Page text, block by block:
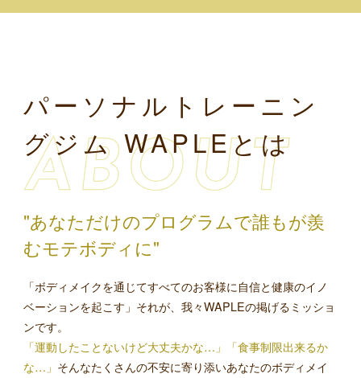
パーソナルトレーニン
グジム WAPLEとは
"あなただけのプログラムで誰もが羨
むモテボディに"
「ボディメイクを通じてすべてのお客様に自信と健康のイノ
ベーションを起こす」それが、我々WAPLEの掲げるミッショ
ンです。
「運動したことないけど大丈夫かな…」「食事制限出来るか
な…」 そんなたくさんの不安に寄り添いあなたのボディメイ